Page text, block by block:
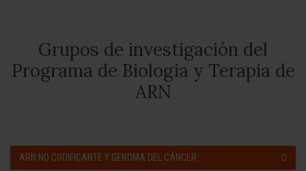
Grupos de investigación del
Programa de Biologia y Terapia de
ARN
ARN NO CODIFICANTE Y GENOMA DEL CÁNCER